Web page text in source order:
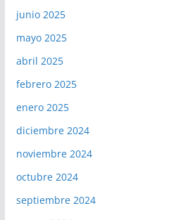
junio 2025
mayo 2025
abril 2025
febrero 2025
enero 2025
diciembre 2024
noviembre 2024
octubre 2024
septiembre 2024